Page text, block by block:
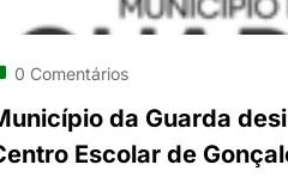
0 Comentários
da Guarda
Escolar de